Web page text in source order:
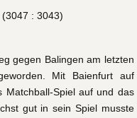
: 3043)
gegen Balingen am letzten
Mit Baienfurt auf
Matchball-Spiel auf und das
gut in sein Spiel musste